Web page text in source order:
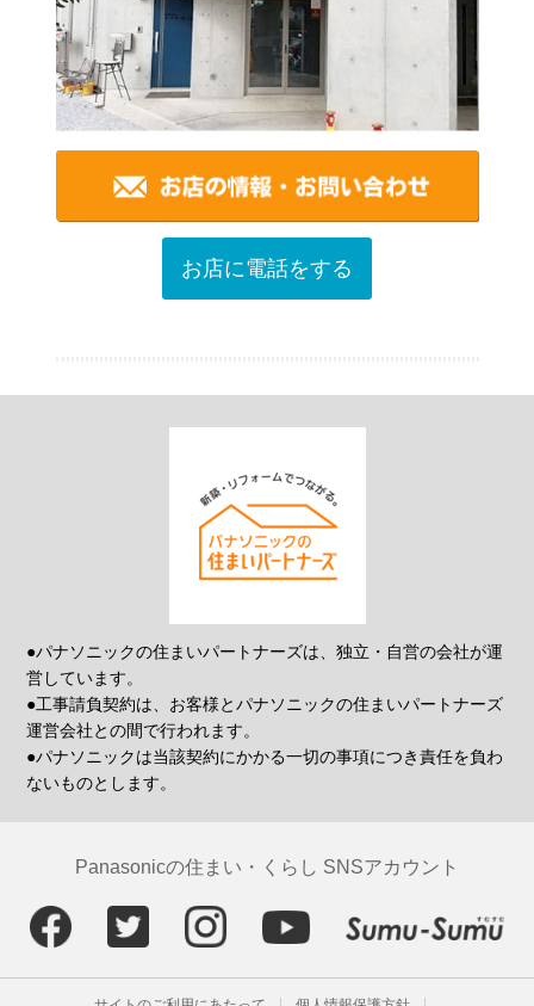
お店に電話をする
●パナソニックの住まいパートナーズは、独立・自営の会社が運
営しています。
●工事請負契約は、お客様とパナソニックの住まいパートナーズ
運営会社との間で行われます。
●パナソニックは当該契約にかかる一切の事項につき責任を負わ
ないものとします。
Panasonicの住まい・くらし SNSアカウント